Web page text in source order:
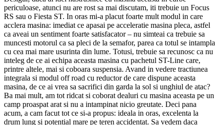
periculoase, atunci nu are rost sa mai discutam, iti trebuie un Focus
RS sau o Fiesta ST. In oras mi-a placut foarte mult modul in care
acclera masina: imediat ce apasai pe acceleratie masina pleca, astfel
ca aveai un sentiment foarte satisfacator – nu simteai ca trebuie sa
muncesti motorul ca sa pleci de la semafor, parea ca totul se intampla
cu cea mai mare usurinta din lume. Totusi, trebuie sa recunosc ca nu
inteleg de ce ai echipa aceasta masina cu pachetul ST-Line care,
printre altele, mai si coboara suspensia. Avand in vedere tractiunea
integrala si modul off road cu reductor de care dispune aceasta
masina, de ce ai vrea sa sacrifici din garda la sol si unghiul de atac?
Ba mai mult, am tot ridcat si coborat dealuri cu masina aceasta pe un
camp proaspat arat si nu a intampinat nicio greutate. Deci pana
acum, a cam facut tot ce si-a propus: ideala in oras, excelenta la
drum lung si potential mare pe teren accidentat. Sa vedem daca